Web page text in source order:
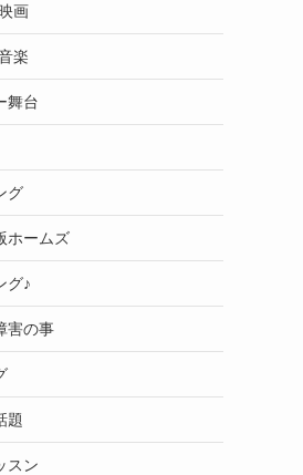
画
楽
舞台
グ
ホームズ
グ♪
害の事
題
スン